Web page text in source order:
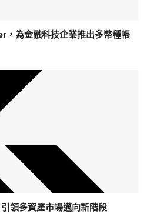
，為金融科技企業推出多幣種帳
領多資產市場邁向新階段